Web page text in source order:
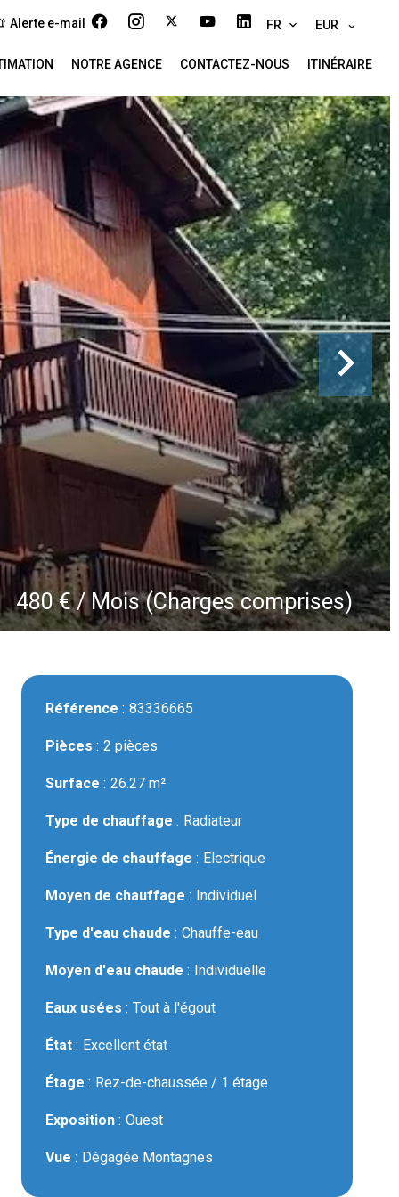
Alerte e-mail FR EUR
NOTRE AGENCE CONTACTEZ-NOUS ITINÉRAIRE
480 € / Mois (Charges comprises)
Référence 83336665
Pièces 2 pièces
Surface 26.27 m²
Type de chauffage Radiateur
Énergie de chauffage Electrique
Moyen de chauffage Individuel
Type d'eau chaude Chauffe-eau
Moyen d'eau chaude Individuelle
Eaux usées Tout à l'égout
État Excellent état
Étage Rez-de-chaussée / 1 étage
Exposition Ouest
Vue Dégagée Montagnes